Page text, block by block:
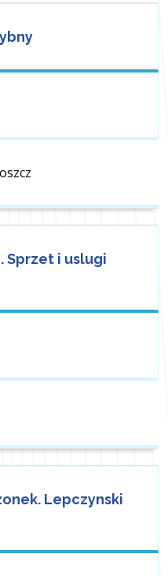
Sprzet i uslugi
Lepczynski